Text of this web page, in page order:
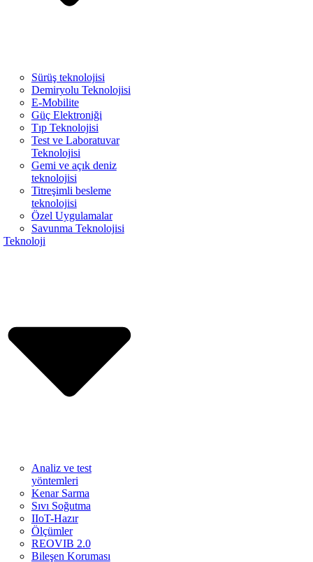
Sürüş teknolojisi
Demiryolu Teknolojisi
E-Mobilite
Güç Elektroniği
Tıp Teknolojisi
Test ve Laboratuvar
Teknolojisi
Gemi ve açık deniz
teknolojisi
Titreşimli besleme
teknolojisi
Özel Uygulamalar
Savunma Teknolojisi
Teknoloji
Analiz ve test
yöntemleri
Kenar Sarma
Sıvı Soğutma
IIoT-Hazır
Ölçümler
REOVIB 2.0
Bileşen Koruması